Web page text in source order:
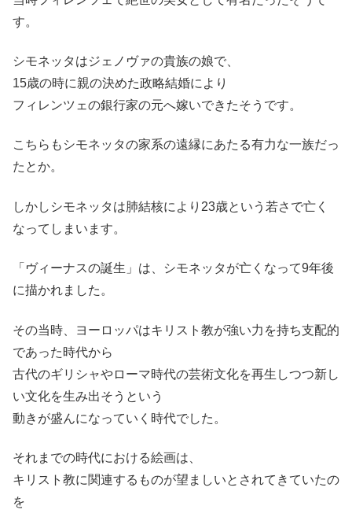
す。
シモネッタはジェノヴァの貴族の娘で、
15歳の時に親の決めた政略結婚により
フィレンツェの銀行家の元へ嫁いできたそうです。
こちらもシモネッタの家系の遠縁にあたる有力な一族だっ
たとか。
しかしシモネッタは肺結核により23歳という若さで亡く
なってしまいます。
「ヴィーナスの誕生」は、シモネッタが亡くなって9年後
に描かれました。
その当時、ヨーロッパはキリスト教が強い力を持ち支配的
であった時代から
古代のギリシャやローマ時代の芸術文化を再生しつつ新し
い文化を生み出そうという
動きが盛んになっていく時代でした。
それまでの時代における絵画は、
キリスト教に関連するものが望ましいとされてきていたの
を